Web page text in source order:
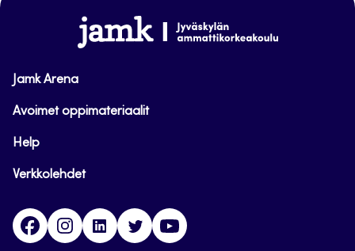
www.jamk.fi
Jamk Arena
Avoimet oppimateriaalit
Help
Verkkolehdet
FacebookInstagramLinkedinTwitter